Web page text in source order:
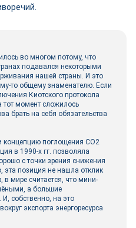
во многом потому, что
подавался некоторыми
нашей страны. И это
общему знаменателю. Если
Киотского протокола
тот момент сложилось
брать на себя обязательства
концепцию поглощения СО2
в 1990‑х гг. позволяла
с точки зрения снижения
эта позиция не нашла отклик
в мире считается, что мини-
а большие
И, собственно, на это
экспорта энергоресурса